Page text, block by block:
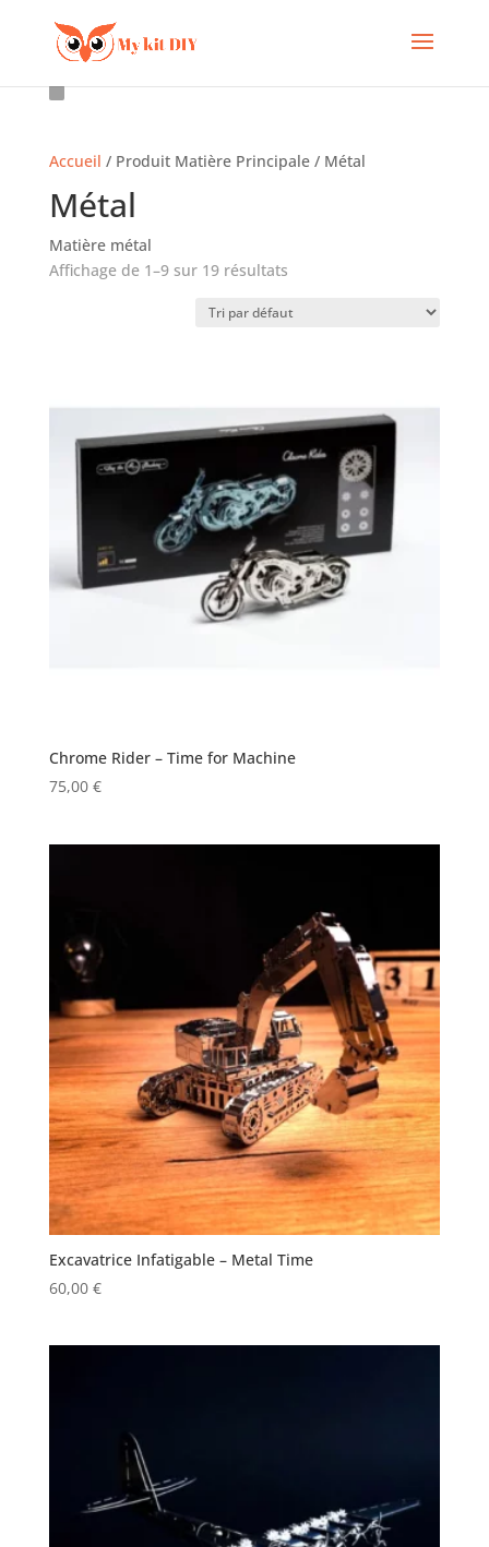
Accueil / Produit Matière Principale / Métal
Métal
Matière métal
Affichage de 1–9 sur 19 résultats
Chrome Rider – Time for Machine
75,00 €
Excavatrice Infatigable – Metal Time
60,00 €